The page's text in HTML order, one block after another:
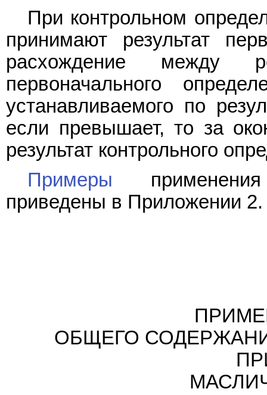
При контрольном
принимают результат
расхождение между
первоначального
устанавливаемого по
если превышает, то за
результат контрольного
Примеры
приведены в Приложении 2.
ОБЩЕГО